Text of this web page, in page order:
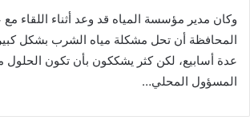
وكان مدير مؤسسة المياه قد وعد أثناء اللقاء مع
المحافظة أن تحل مشكلة مياه الشرب بشكل
عدة أسابيع، لكن كثر يشككون بأن تكون الحلول
المسؤول المحلي…